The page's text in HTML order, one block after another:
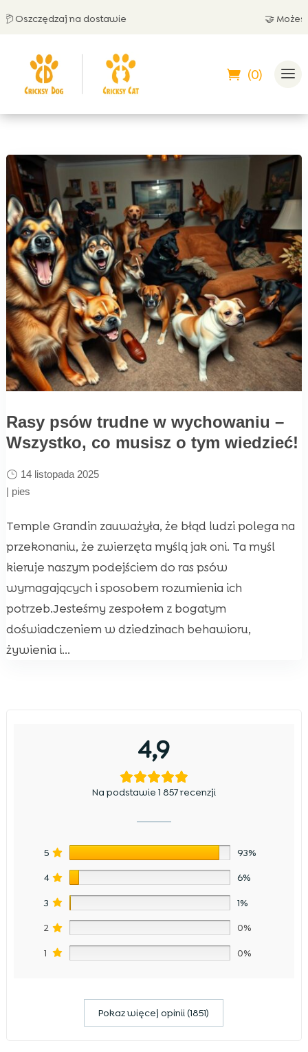
na dostawie 🤝 Możesz
(0)
Rasy psów trudne w wychowaniu –
Wszystko, co musisz o tym wiedzieć!
14 listopada 2025
| pies
Temple Grandin zauważyła, że błąd ludzi polega na
przekonaniu, że zwierzęta myślą jak oni. Ta myśl
kieruje naszym podejściem do ras psów
wymagających i sposobem rozumienia ich
potrzeb.Jesteśmy zespołem z bogatym
doświadczeniem w dziedzinach behawioru,
żywienia i...
4,9
Na podstawie 1 857 recenzji
5 93%
4 6%
3 1%
2 0%
1 0%
Pokaz więcej opinii (1851)